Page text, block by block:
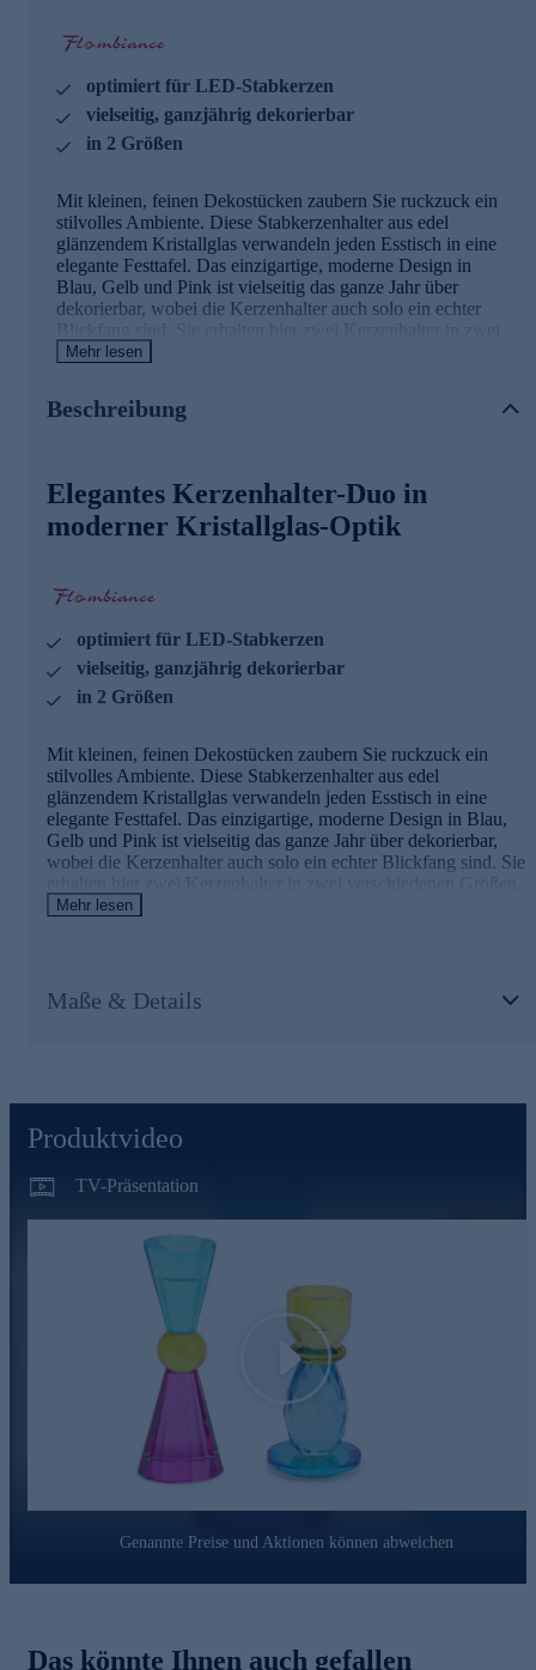
optimiert für LED-Stabkerzen
vielseitig, ganzjährig dekorierbar
in 2 Größen
Mit kleinen, feinen Dekostücken zaubern Sie ruckzuck ein
stilvolles Ambiente. Diese Stabkerzenhalter aus edel
glänzendem Kristallglas verwandeln jeden Esstisch in eine
elegante Festtafel. Das einzigartige, moderne Design in
Blau, Gelb und Pink ist vielseitig das ganze Jahr über
dekorierbar, wobei die Kerzenhalter auch solo ein echter
Blickfang sind. Sie erhalten hier zwei Kerzenhalter in zwei
verschiedenen Größen. Die Kerzenhalter sind für LED-
Mehr lesen
Beschreibung
Elegantes Kerzenhalter-Duo in
moderner Kristallglas-Optik
optimiert für LED-Stabkerzen
vielseitig, ganzjährig dekorierbar
in 2 Größen
Mit kleinen, feinen Dekostücken zaubern Sie ruckzuck ein
stilvolles Ambiente. Diese Stabkerzenhalter aus edel
glänzendem Kristallglas verwandeln jeden Esstisch in eine
elegante Festtafel. Das einzigartige, moderne Design in Blau,
Gelb und Pink ist vielseitig das ganze Jahr über dekorierbar,
wobei die Kerzenhalter auch solo ein echter Blickfang sind. Sie
erhalten hier zwei Kerzenhalter in zwei verschiedenen Größen.
Die Kerzenhalter sind für LED-Stabkerzen von Flambiance
Kerzenhalter im Doppelpack online bestellen.
Mehr lesen
Maße & Details
Produktvideo
TV-Präsentation
Play
Genannte Preise und Aktionen können abweichen
Das könnte Ihnen auch gefallen